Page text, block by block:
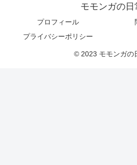
モモンガの日
プロフィール
プライバシーポリシー
© 2023 モモンガの